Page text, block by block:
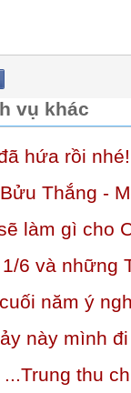
vụ khác
hứa rồi nhé!
Thắng -
làm gì cho
6 và những
năm ý
này mình
thu